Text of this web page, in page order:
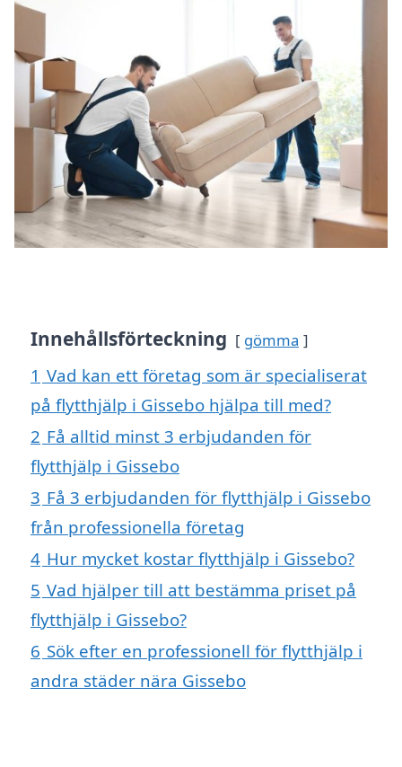
Innehållsförteckning gömma
1 Vad kan ett företag som är specialiserat
på flytthjälp i Gissebo hjälpa till med?
2 Få alltid minst 3 erbjudanden för
flytthjälp i Gissebo
3 Få 3 erbjudanden för flytthjälp i Gissebo
från professionella företag
4 Hur mycket kostar flytthjälp i Gissebo?
5 Vad hjälper till att bestämma priset på
flytthjälp i Gissebo?
6 Sök efter en professionell för flytthjälp i
andra städer nära Gissebo